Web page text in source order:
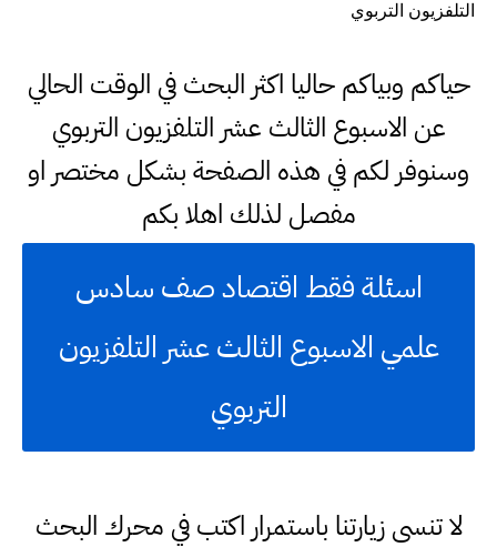
التلفزيون التربوي
حياكم وبياكم حاليا اكثر البحث في الوقت الحالي
عن الاسبوع الثالث عشر التلفزيون التربوي
وسنوفر لكم في هذه الصفحة بشكل مختصر او
مفصل لذلك اهلا بكم
اسئلة فقط اقتصاد صف سادس
علمي الاسبوع الثالث عشر التلفزيون
التربوي
لا تنسى زيارتنا باستمرار اكتب في محرك البحث